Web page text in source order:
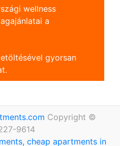
wellness
a
gyorsan
Copyright ©
9614
cheap apartments in